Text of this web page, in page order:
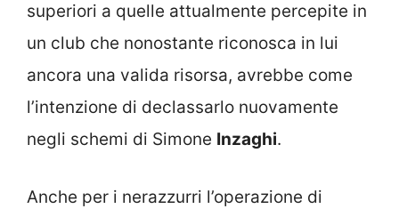
superiori a quelle attualmente percepite in
un club che nonostante riconosca in lui
ancora una valida risorsa, avrebbe come
l’intenzione di declassarlo nuovamente
negli schemi di Simone Inzaghi.
Anche per i nerazzurri l’operazione di